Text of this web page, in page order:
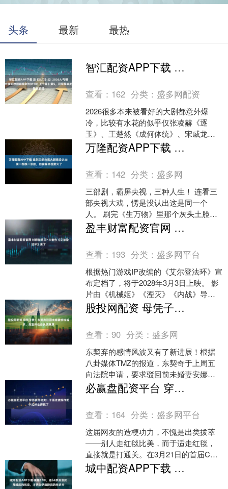
头条 最新 最热
智汇配资APP下载 没《九门》红! 2026人气明星主演却收视崩盘剧TOP10! 《千香》第5，冠军是真的烂
查看： 162 分类： 盛多网配资
2026很多本来被看好的大剧都意外爆
冷，比较有水花的似乎仅张凌赫《逐
玉》、王楚然《成何体统》、宋威龙
《骄阳似我》、钟汉良《蜜语纪》，以
及最近陈伟霆的《九门》了。....
万隆配资APP下载 连刷三部央视大剧竟没认出! 演一部换一张脸，他霸屏央视要火了
查看： 142 分类： 盛多网
三部剧，霸屏央视，三种人生！ 连看三
部央视大戏，愣是没认出这是同一个
人。 刷完《生万物》里那个灰头土脸、
一身反骨的铁头；转头打开《九个弹
孔》，穿长衫戴细框眼镜、....
盈丰财富配资官网 对标指环王? 大制作《艾尔登法环》来了
查看： 193 分类： 盛多网平台
根据热门游戏IP改编的《艾尔登法环》宣
布定档了，将于2028年3月3日上映。 影
片由《机械姬》《湮灭》《内战》导演
亚历克斯·加兰担任编剧兼导演，并采用
IMAX规....
股投网配资 母凭子贵！东契弃驳回未婚妻捞钱诉求，高富帅也会头顶草原
查看：90 分类： 盛多网
东契弃的感情风波又有了新进展！根据
八卦媒体TMZ的报道，东契奇于上周五
向法院申请，要求驳回前未婚妻安娜玛
丽亚·戈尔泰斯提出的子女抚养费和律师
费的诉求。这一消息一....
必赢盘配资平台 穿西装打功夫！于适这波操作把中式绅士焊死了
查看： 164 分类： 盛多网平台
这届网友的造梗功力，不愧是出类拔萃
——别人走红毯比美，而于适走红毯，
直接就是打通关。在3月21日的首届CMG
中国电影盛典上，这位95后演员以一套
行云流水般的西装....
城中配资APP下载 离婚17年，看64岁庾澄庆再婚后的状态，才明白伊能静说的有多对